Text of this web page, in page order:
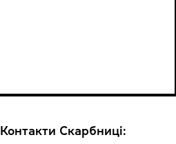
Контакти Скарбниці: